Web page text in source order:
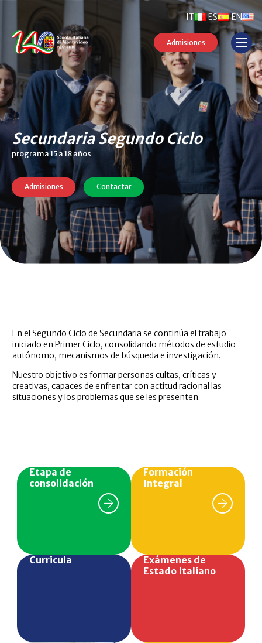
ES EN
IT
Admisiones
Secundaria Segundo Ciclo
programa 15 a 18 años
Admisiones Contactar
En el Segundo Ciclo de Secundaria se continúa el trabajo
iniciado en Primer Ciclo, consolidando métodos de estudio
autónomo, mecanismos de búsqueda e investigación.
Nuestro objetivo es formar personas cultas, críticas y
creativas, capaces de enfrentar con actitud racional las
situaciones y los problemas que se les presenten.
Etapa de
consolidación
Formación
Integral
Curricula
Exámenes de
Estado Italiano